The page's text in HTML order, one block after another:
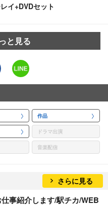
イ+DVDセット
と見る
作品
ドラマ出演
音楽配信
さらに見る
事紹介します/駅チカ/WEB